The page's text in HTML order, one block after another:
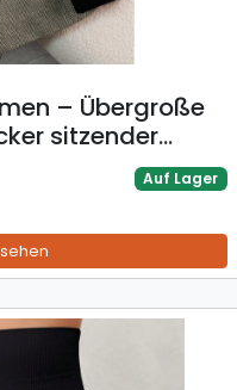
– Übergroße
sitzender
Auf Lager